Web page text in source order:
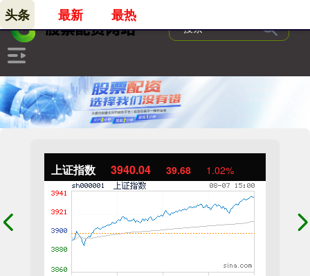
上证指数 3940.04 39.68 1.02%
头条 最新 最热